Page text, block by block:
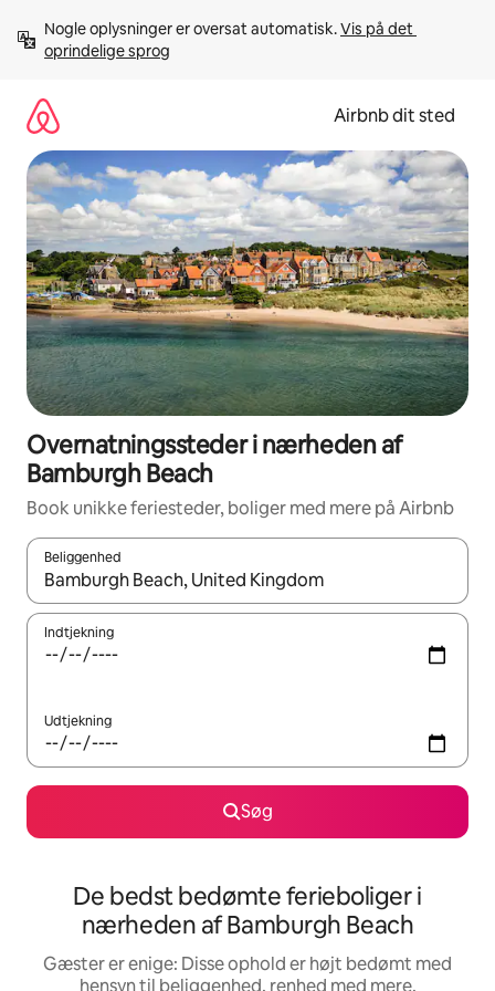
videre
Nogle oplysninger er oversat automatisk. Vis på det
oprindelige sprog
Airbnb dit sted
Overnatningssteder i nærheden af
Bamburgh Beach
Book unikke feriesteder, boliger med mere på Airbnb
Beliggenhed
Når resultaterne er tilgængelige, skal du navigere med
Indtjekning
Udtjekning
Søg
De bedst bedømte ferieboliger i
nærheden af Bamburgh Beach
Gæster er enige: Disse ophold er højt bedømt med
hensyn til beliggenhed, renhed med mere.